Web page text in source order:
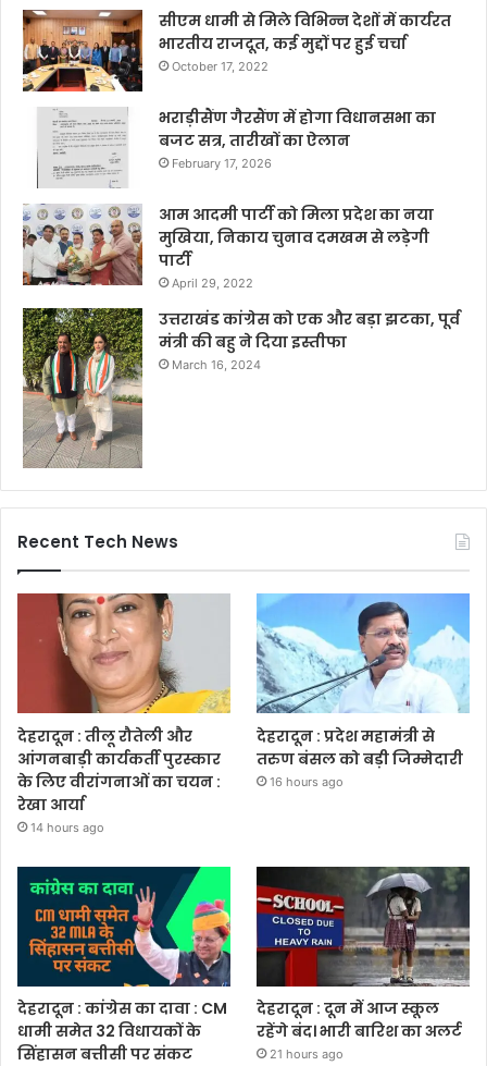
सीएम धामी से मिले विभिन्न देशों में कार्यरत
भारतीय राजदूत, कई मुद्दों पर हुई चर्चा
October 17, 2022
भराड़ीसैंण गैरसैंण में होगा विधानसभा का
बजट सत्र, तारीखों का ऐलान
February 17, 2026
आम आदमी पार्टी को मिला प्रदेश का नया
मुखिया, निकाय चुनाव दमखम से लड़ेगी
पार्टी
April 29, 2022
उत्तराखंड कांग्रेस को एक और बड़ा झटका, पूर्व
मंत्री की बहु ने दिया इस्तीफा
March 16, 2024
Recent Tech News
देहरादून : तीलू रौतेली और
आंगनबाड़ी कार्यकर्ती पुरस्कार
के लिए वीरांगनाओं का चयन :
रेखा आर्या
14 hours ago
देहरादून : प्रदेश महामंत्री से
तरुण बंसल को बड़ी जिम्मेदारी
16 hours ago
देहरादून : कांग्रेस का दावा : CM
धामी समेत 32 विधायकों के
सिंहासन बत्तीसी पर संकट
देहरादून : दून में आज स्कूल
रहेंगे बंद। भारी बारिश का अलर्ट
21 hours ago